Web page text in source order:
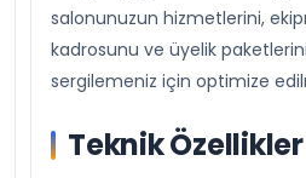
salonunuzun hizmetlerini,
kadrosunu ve üyelik
sergilemeniz için optimize
Teknik Özellikler